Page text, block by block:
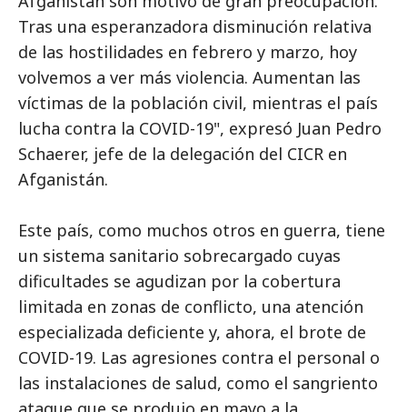
Tras una esperanzadora disminución relativa
de las hostilidades en febrero y marzo, hoy
volvemos a ver más violencia. Aumentan las
víctimas de la población civil, mientras el país
lucha contra la COVID-19", expresó Juan Pedro
Schaerer, jefe de la delegación del CICR en
Afganistán.
Este país, como muchos otros en guerra, tiene
un sistema sanitario sobrecargado cuyas
dificultades se agudizan por la cobertura
limitada en zonas de conflicto, una atención
especializada deficiente y, ahora, el brote de
COVID-19. Las agresiones contra el personal o
las instalaciones de salud, como el sangriento